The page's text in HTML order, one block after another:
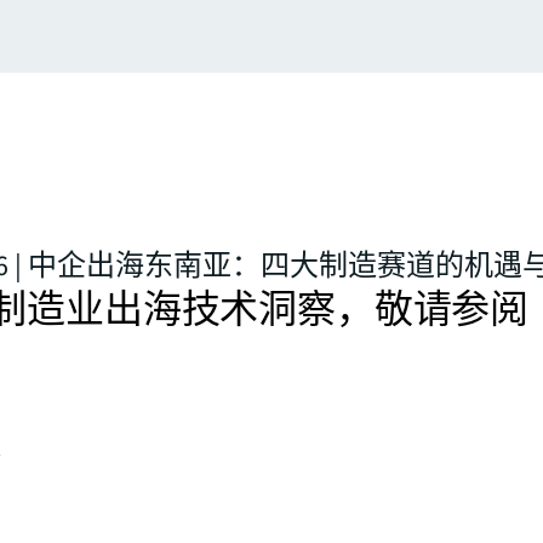
| 中企出海东南亚：四大制造赛道的机遇
造业出海技术洞察，敬请参阅